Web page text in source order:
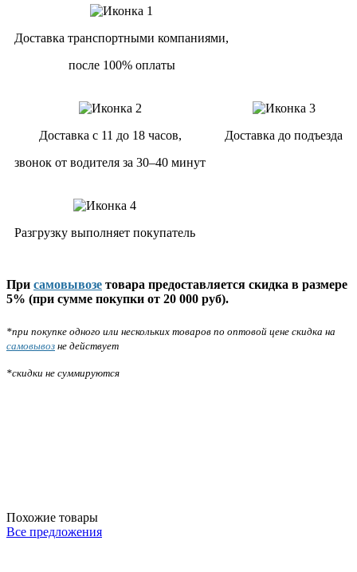
Доставка транспортными компаниями,
после 100% оплаты
Доставка с 11 до 18 часов,
звонок от водителя за 30–40 минут
Доставка до подъезда
Разгрузку выполняет покупатель
При самовывозе товара предоставляется скидка в размере
5% (при сумме покупки от 20 000 руб).
*при покупке одного или нескольких товаров по оптовой цене скидка на
самовывоз не действует
*скидки не суммируются
Похожие товары
Все предложения